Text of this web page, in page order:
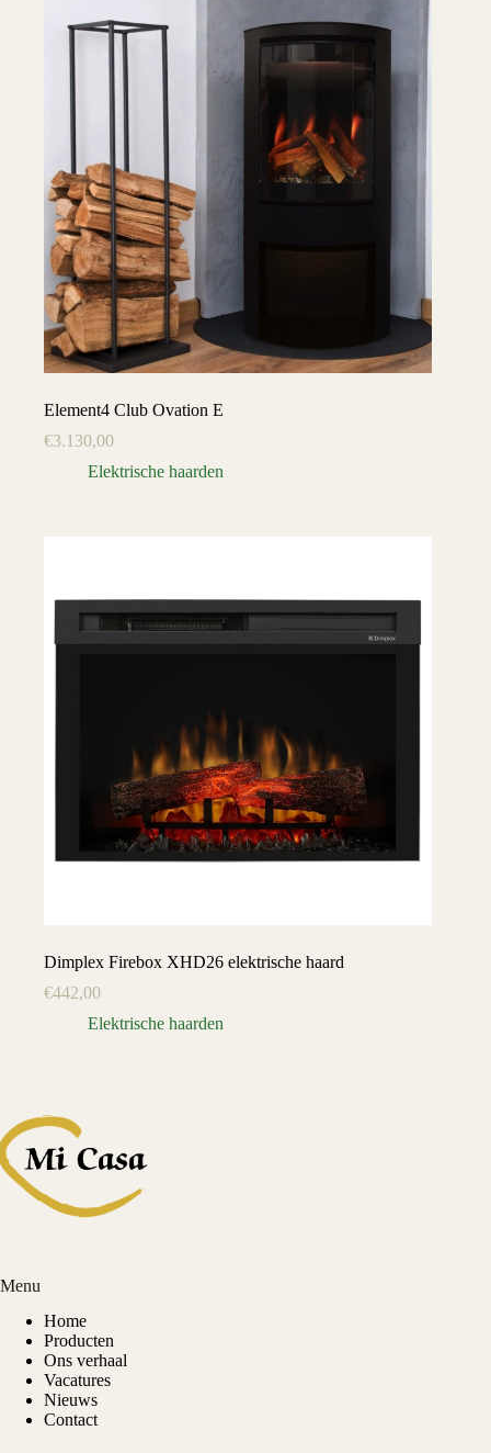
Element4 Club Ovation E
€3.130,00
Elektrische haarden
Dimplex Firebox XHD26 elektrische haard
€442,00
Elektrische haarden
Menu
Home
Producten
Ons verhaal
Vacatures
Nieuws
Contact